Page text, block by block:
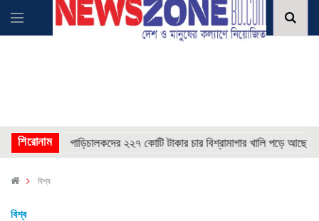
শিরোনাম
* * * গাড়িচালকদের ২২৭ কোটি টাকার চার বিশ্রামাগার খালি পড়ে আছে *
বিশ্ব
বিশ্ব